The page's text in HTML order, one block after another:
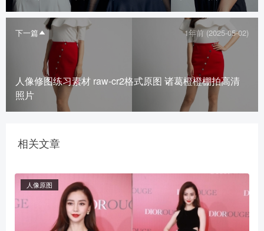
下一篇 1年前 (2025-05-02)
人像修图练习素材 raw-cr2格式原图 诸葛橙橙棚拍高清
照片
相关文章
人像原图